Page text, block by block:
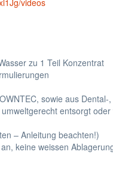
videos
zu 1 Teil Konzentrat
sowie aus
entsorgt
– Anleitung beachten!)
keine weissen